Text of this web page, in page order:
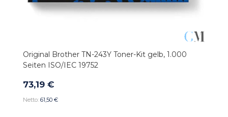
Original Brother TN-243Y Toner-Kit gelb, 1.000
Seiten ISO/IEC 19752
73,19 €
61,50 €